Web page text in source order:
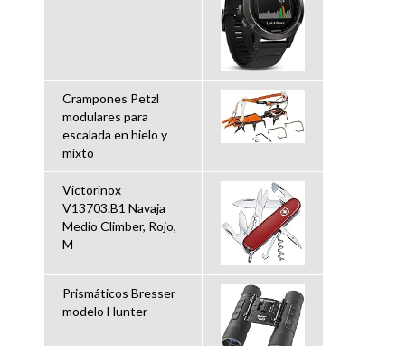
Crampones Petzl
modulares para
escalada en hielo y
mixto
Victorinox
V13703.B1 Navaja
Medio Climber, Rojo,
M
Prismáticos Bresser
modelo Hunter